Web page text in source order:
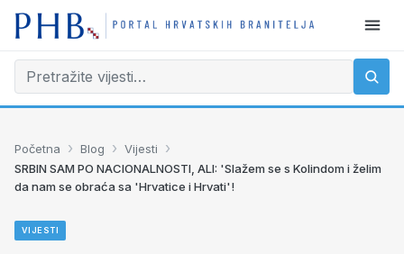
Početna › Blog › Vijesti ›
SRBIN SAM PO NACIONALNOSTI, ALI: 'Slažem se s Kolindom i želim
da nam se obraća sa 'Hrvatice i Hrvati'!
VIJESTI